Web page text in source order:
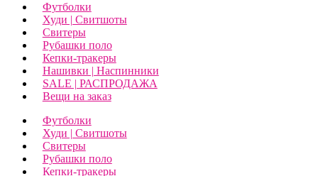
Футболки
Худи | Свитшоты
Свитеры
Рубашки поло
Кепки-тракеры
Нашивки | Наспинники
SALE | РАСПРОДАЖА
Вещи на заказ
Футболки
Худи | Свитшоты
Свитеры
Рубашки поло
Кепки-тракеры